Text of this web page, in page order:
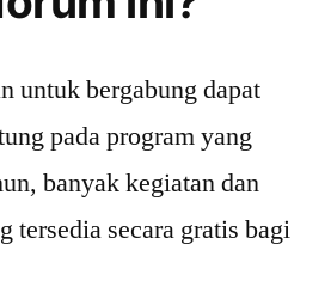
untuk bergabung dapat
pada program yang
banyak kegiatan dan
tersedia secara gratis bagi